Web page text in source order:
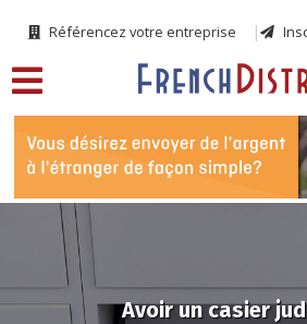
Référencez votre entreprise
Avoir un casier